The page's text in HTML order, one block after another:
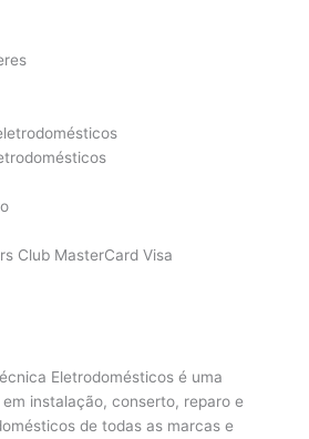
Club MasterCard Visa
Eletrodomésticos é uma
instalação, conserto, reparo e
de todas as marcas e